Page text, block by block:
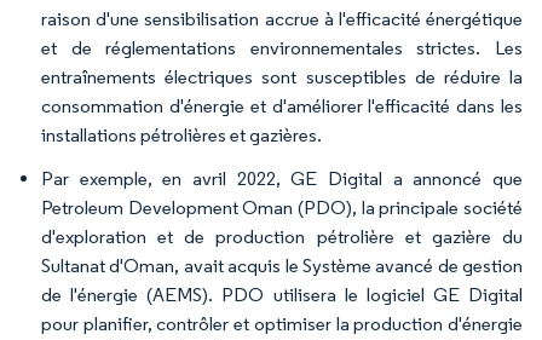
raison d'une sensibilisation accrue à l'efficacité énergétique
et de réglementations environnementales strictes. Les
entraînements électriques sont susceptibles de réduire la
consommation d'énergie et d'améliorer l'efficacité dans les
installations pétrolières et gazières.
Par exemple, en avril 2022, GE Digital a annoncé que
Petroleum Development Oman (PDO), la principale société
d'exploration et de production pétrolière et gazière du
Sultanat d'Oman, avait acquis le Système avancé de gestion
de l'énergie (AEMS). PDO utilisera le logiciel GE Digital
pour planifier, contrôler et optimiser la production d'énergie